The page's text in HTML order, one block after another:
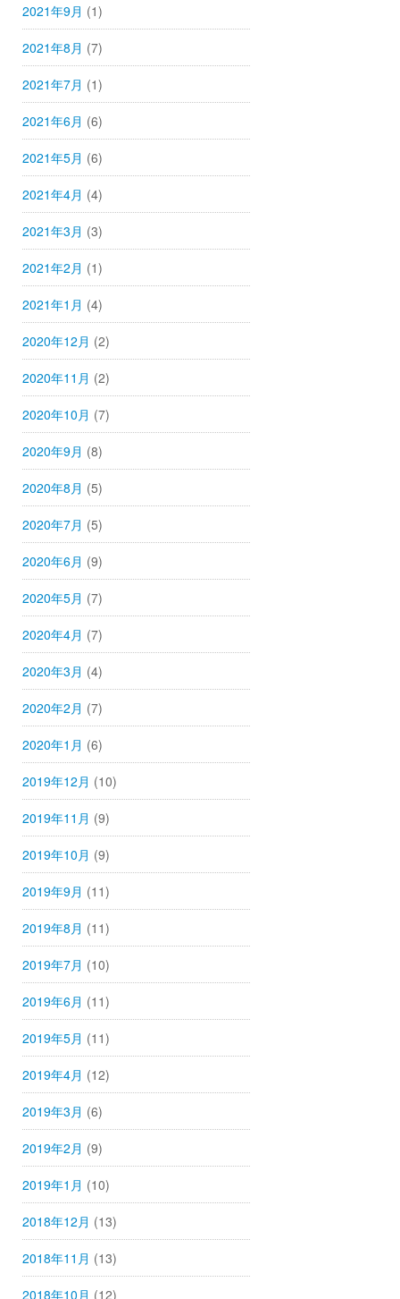
2021年9月 (1)
2021年8月 (7)
2021年7月 (1)
2021年6月 (6)
2021年5月 (6)
2021年4月 (4)
2021年3月 (3)
2021年2月 (1)
2021年1月 (4)
2020年12月 (2)
2020年11月 (2)
2020年10月 (7)
2020年9月 (8)
2020年8月 (5)
2020年7月 (5)
2020年6月 (9)
2020年5月 (7)
2020年4月 (7)
2020年3月 (4)
2020年2月 (7)
2020年1月 (6)
2019年12月 (10)
2019年11月 (9)
2019年10月 (9)
2019年9月 (11)
2019年8月 (11)
2019年7月 (10)
2019年6月 (11)
2019年5月 (11)
2019年4月 (12)
2019年3月 (6)
2019年2月 (9)
2019年1月 (10)
2018年12月 (13)
2018年11月 (13)
2018年10月 (12)